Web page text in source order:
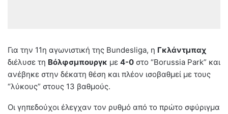
Για την 11η αγωνιστική της Bundesliga, η Γκλάντμπαχ
διέλυσε τη Βόλφσμπουργκ με 4-0 στο “Borussia Park” και
ανέβηκε στην δέκατη θέση και πλέον ισοβαθμεί με τους
“λύκους” στους 13 βαθμούς.
Οι γηπεδούχοι έλεγχαν τον ρυθμό από το πρώτο σφύριγμα